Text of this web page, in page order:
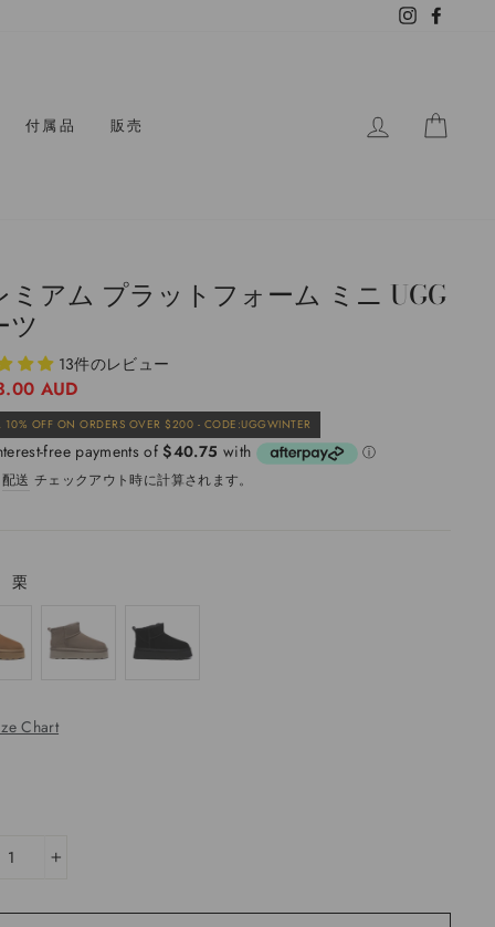
Instagram
付属品 販売 ログイン
ミアム プラットフォーム ミニ UGG
ツ
13件のレビュー
AUD
10% OFF ON ORDERS OVER $200 - CODE:UGGWINTER
販
売
価
配送 チェックアウト時に計算されます。
栗
Chart